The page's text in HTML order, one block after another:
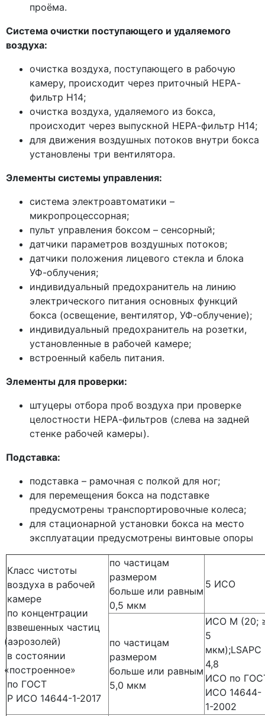
проёма.
Система очистки поступающего и удаляемого
воздуха:
очистка воздуха, поступающего в рабочую
камеру, происходит через приточный НЕРА-
фильтр Н14;
очистка воздуха, удаляемого из бокса,
происходит через выпускной НЕРА-фильтр Н14;
для движения воздушных потоков внутри бокса
установлены три вентилятора.
Элементы системы управления:
система электроавтоматики –
микропроцессорная;
пульт управления боксом – сенсорный;
датчики параметров воздушных потоков;
датчики положения лицевого стекла и блока
УФ-облучения;
индивидуальный предохранитель на линию
электрического питания основных функций
бокса (освещение, вентилятор, УФ-облучение);
индивидуальный предохранитель на розетки,
установленные в рабочей камере;
встроенный кабель питания.
Элементы для проверки:
штуцеры отбора проб воздуха при проверке
целостности НЕРА-фильтров (слева на задней
стенке рабочей камеры).
Подставка:
подставка – рамочная с полкой для ног;
для перемещения бокса на подставке
предусмотрены транспортировочные колеса;
для стационарной установки бокса на место
эксплуатации предусмотрены винтовые опоры
Класс чистоты
воздуха в рабочей
камере
по концентрации
взвешенных частиц
(аэрозолей)
в состоянии
«построенное»
по ГОСТ
Р ИСО 14644-1-2017
по частицам
размером
больше или равным
0,5 мкм
5 ИСО
по частицам
размером
больше или равным
5,0 мкм
ИСО М (20;
5
мкм);LSAPC
4,8
ИСО по
ИСО 14644-
1-2002